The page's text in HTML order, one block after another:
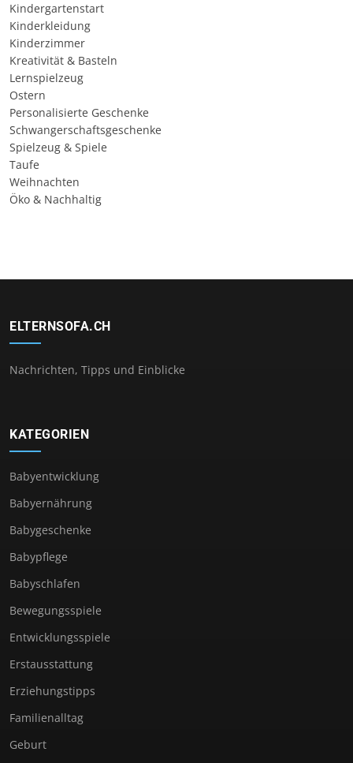
Kindergartenstart
Kinderkleidung
Kinderzimmer
Kreativität & Basteln
Lernspielzeug
Ostern
Personalisierte Geschenke
Schwangerschaftsgeschenke
Spielzeug & Spiele
Taufe
Weihnachten
Öko & Nachhaltig
ELTERNSOFA.CH
Nachrichten, Tipps und Einblicke
KATEGORIEN
Babyentwicklung
Babyernährung
Babygeschenke
Babypflege
Babyschlafen
Bewegungsspiele
Entwicklungsspiele
Erstausstattung
Erziehungstipps
Familienalltag
Geburt